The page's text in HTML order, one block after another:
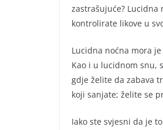
zastrašujuće?
kontrolirate likove u
Lucidna noćna mora
Kao i u lucidnom snu,
gdje želite da zabava
koji sanjate; želite se
Iako ste svjesni da je